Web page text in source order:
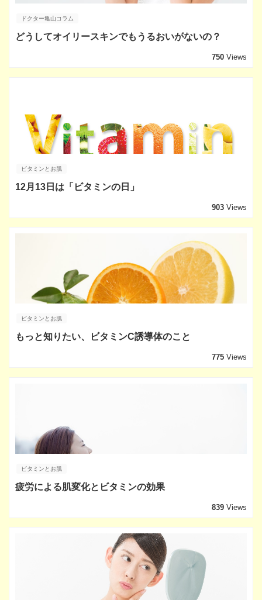
ドクター亀山コラム
どうしてオイリースキンでもうるおいがないの？
750 Views
ビタミンとお肌
12月13日は「ビタミンの日」
903 Views
ビタミンとお肌
もっと知りたい、ビタミンC誘導体のこと
775 Views
ビタミンとお肌
疲労による肌変化とビタミンの効果
839 Views